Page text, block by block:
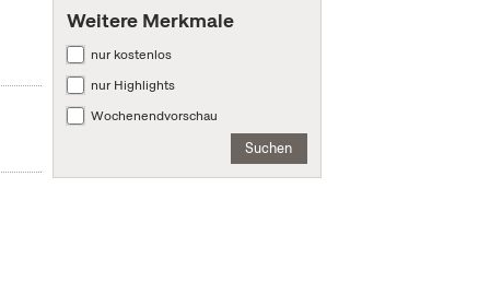
Weitere Merkmale
nur kostenlos
nur Highlights
Wochenendvorschau
Suchen